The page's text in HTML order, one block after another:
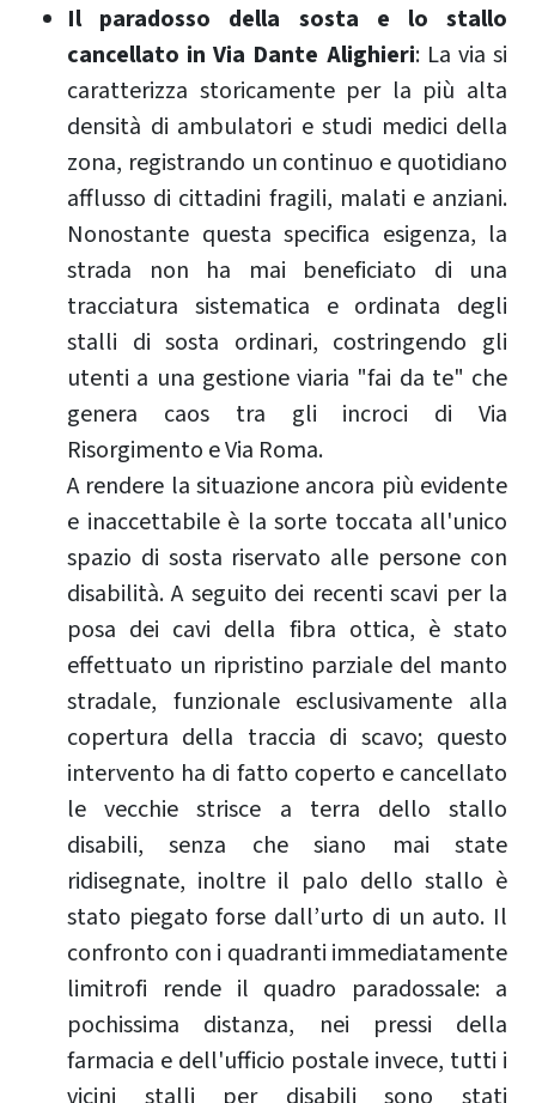
Il paradosso della sosta e lo stallo
cancellato in Via Dante Alighieri: La via si
caratterizza storicamente per la più alta
densità di ambulatori e studi medici della
zona, registrando un continuo e quotidiano
afflusso di cittadini fragili, malati e anziani.
Nonostante questa specifica esigenza, la
strada non ha mai beneficiato di una
tracciatura sistematica e ordinata degli
stalli di sosta ordinari, costringendo gli
utenti a una gestione viaria "fai da te" che
genera caos tra gli incroci di Via
Risorgimento e Via Roma.
A rendere la situazione ancora più evidente
e inaccettabile è la sorte toccata all'unico
spazio di sosta riservato alle persone con
disabilità. A seguito dei recenti scavi per la
posa dei cavi della fibra ottica, è stato
effettuato un ripristino parziale del manto
stradale, funzionale esclusivamente alla
copertura della traccia di scavo; questo
intervento ha di fatto coperto e cancellato
le vecchie strisce a terra dello stallo
disabili, senza che siano mai state
ridisegnate, inoltre il palo dello stallo è
stato piegato forse dall’urto di un auto. Il
confronto con i quadranti immediatamente
limitrofi rende il quadro paradossale: a
pochissima distanza, nei pressi della
farmacia e dell'ufficio postale invece, tutti i